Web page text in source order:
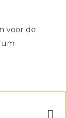
voor de